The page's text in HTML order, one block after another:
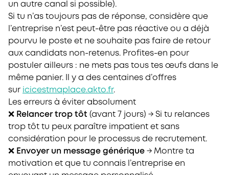
un autre canal si possible).
Si tu n’as toujours pas de réponse, considère que
l’entreprise n’est peut-être pas réactive ou a déjà
pourvu le poste et ne souhaite pas faire de retour
aux candidats non-retenus. Profites-en pour
postuler ailleurs : ne mets pas tous tes œufs dans le
même panier. Il y a des centaines d’offres
sur icicestmaplace.akto.fr.
Les erreurs à éviter absolument
❌ Relancer trop tôt (avant 7 jours) → Si tu relances
trop tôt tu peux paraître impatient et sans
considération pour le processus de recrutement.
❌ Envoyer un message générique → Montre ta
motivation et que tu connais l’entreprise en